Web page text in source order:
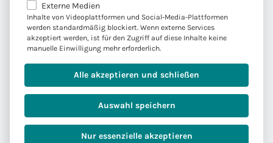
Integration mit verschiedenen Businesssystemen
wie SAP S/4HANA, ECC, Business One etc.
Import von Emissionsdaten zum Beispiel aus
Lebenszyklusanalysedatenbanken in das SAP
Sustainability Footprint Management
Modellierung von Energieflüssen jedes einzelnen
Produkts unter Berücksichtigung aller
Externe Medien
Inhalte von Videoplattformen und Social-Media-Plattformen
werden standardmäßig blockiert. Wenn externe Services
akzeptiert werden, ist für den Zugriff auf diese Inhalte keine
manuelle Einwilligung mehr erforderlich.
Alle akzeptieren und schließen
Auswahl speichern
Nur essenzielle akzeptieren